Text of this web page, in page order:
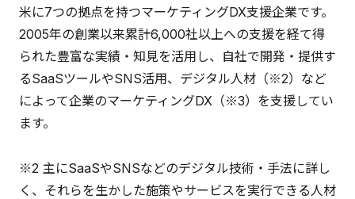
米に7つの拠点を持つマーケティングDX支援企業です。
2005年の創業以来累計6,000社以上への支援を経て得
られた豊富な実績・知見を活用し、自社で開発・提供す
るSaaSツールやSNS活用、デジタル人材（※2）など
によって企業のマーケティングDX（※3）を支援してい
ます。
※2 主にSaaSやSNSなどのデジタル技術・手法に詳し
く、それらを生かした施策やサービスを実行できる人材